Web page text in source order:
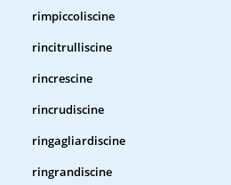
rimpiccoliscine
rincitrulliscine
rincrescine
rincrudiscine
ringagliardiscine
ringrandiscine